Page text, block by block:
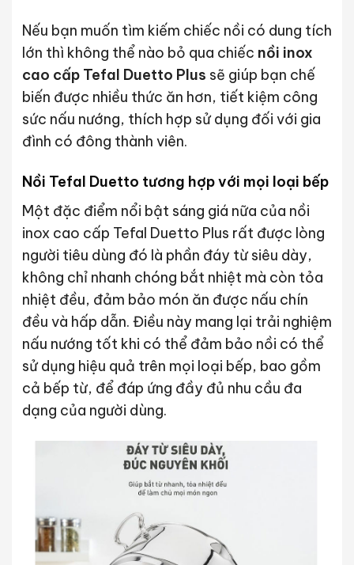
Nếu bạn muốn tìm kiếm chiếc nồi có dung tích
lớn thì không thể nào bỏ qua chiếc nồi inox
cao cấp Tefal Duetto Plus sẽ giúp bạn chế
biến được nhiều thức ăn hơn, tiết kiệm công
sức nấu nướng, thích hợp sử dụng đối với gia
đình có đông thành viên.
Nồi Tefal Duetto tương hợp với mọi loại bếp
Một đặc điểm nổi bật sáng giá nữa của nồi
inox cao cấp Tefal Duetto Plus rất được lòng
người tiêu dùng đó là phần đáy từ siêu dày,
không chỉ nhanh chóng bắt nhiệt mà còn tỏa
nhiệt đều, đảm bảo món ăn được nấu chín
đều và hấp dẫn. Điều này mang lại trải nghiệm
nấu nướng tốt khi có thể đảm bảo nồi có thể
sử dụng hiệu quả trên mọi loại bếp, bao gồm
cả bếp từ, để đáp ứng đầy đủ nhu cầu đa
dạng của người dùng.